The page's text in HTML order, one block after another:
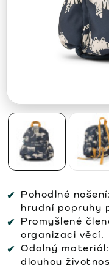
Pohodlné nošení:
hrudní popruhy
Promyšlené
organizaci věcí.
Odolný materiál:
dlouhou